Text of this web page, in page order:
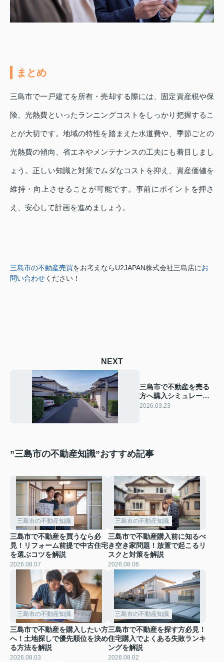
まとめ
三島市で一戸建てを所有・売却する際には、固定資産税や保
険、光熱費といったランニングコストをしっかり把握するこ
とが大切です。地域の特性を踏まえた水道費や、季節ごとの
光熱費の傾向、省エネやメンテナンスの工夫にも着目しまし
ょう。正しい知識と対策でムダなコストを抑え、資産価値を
維持・向上させることが可能です。事前にポイントを押さ
え、安心して計画を進めましょう。
三島市の不動産売買をお考えならU2JAPAN株式会社三島店にお
問い合わせください！
NEXT
三島市で不動産を売る
方へ購入シミュレーシ
ョンの活用法は？資金
2026.03.23
”三島市の不動産知識”おすすめ記事
三島市の不動産知識
三島市で不動産を買うなら必
見！リフォーム前提で中古住宅
を選ぶコツを解説
2026.08.07
三島市の不動産知識
三島市で不動産購入前に知るべ
き空き家問題！放置で起こるリ
スクと対策を解説
2026.08.06
三島市の不動産知識
三島市で不動産を購入したい方
へ！土地探しで優先順位を決め
る方法を解説
2026.08.03
三島市の不動産知識
三島市で不動産を探す方必見！
住宅購入でよくある失敗ランキ
ングを解説
2026.08.02